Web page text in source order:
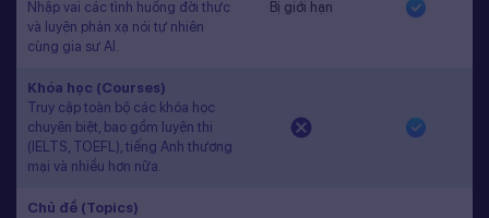
Nhập vai các tình huống đời thực
và luyện phản xạ nói tự nhiên
cùng gia sư AI.
Bị giới hạn
Khóa học (Courses)
Truy cập toàn bộ các khóa học
chuyên biệt, bao gồm luyện thi
(IELTS, TOEFL), tiếng Anh thương
mại và nhiều hơn nữa.
Chủ đề (Topics)